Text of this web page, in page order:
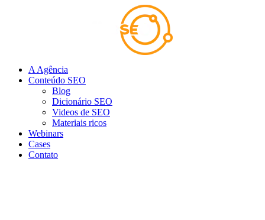
A Agência
Conteúdo SEO
Blog
Dicionário SEO
Videos de SEO
Materiais ricos
Webinars
Cases
Contato